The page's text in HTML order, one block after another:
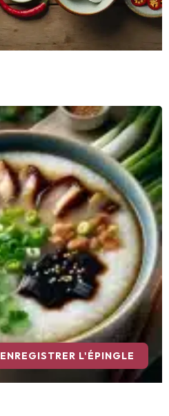
ENREGISTRER L'ÉPINGLE